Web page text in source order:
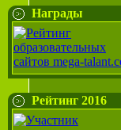
Награды
Рейтинг 2016